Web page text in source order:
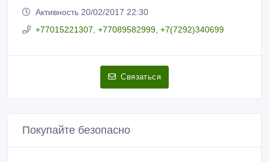
Активность 20/02/2017 22:30
+77015221307, +77089582999, +7(7292)340699
Связаться
Покупайте безопасно